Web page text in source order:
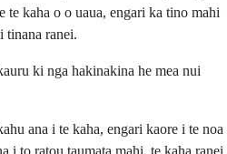
te kaha o o uaua, engari ka tino mahi
tinana ranei.
ki nga hakinakina he mea nui
ana i te kaha, engari kaore i te noa